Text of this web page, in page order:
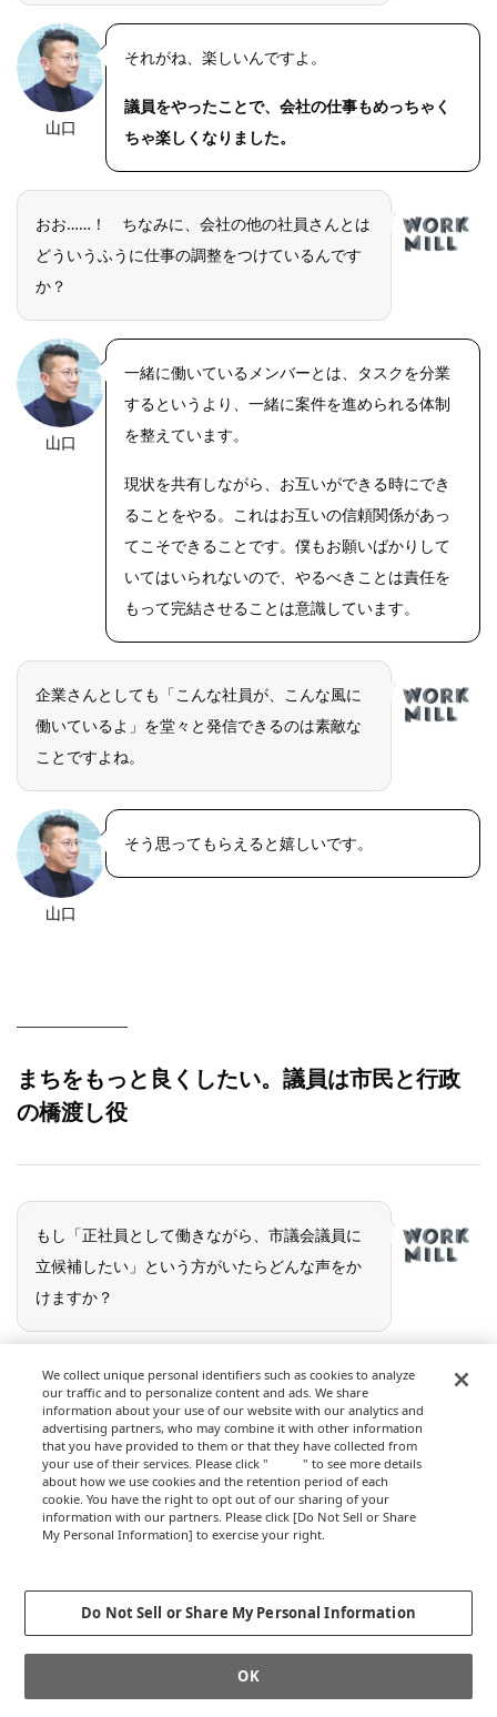
山口
それがね、楽しいんですよ。
議員をやったことで、会社の仕事もめっちゃく
ちゃ楽しくなりました。
おお……！ ちなみに、会社の他の社員さんとは
どういうふうに仕事の調整をつけているんです
か？
山口
一緒に働いているメンバーとは、タスクを分業
するというより、一緒に案件を進められる体制
を整えています。
現状を共有しながら、お互いができる時にでき
ることをやる。これはお互いの信頼関係があっ
てこそできることです。僕もお願いばかりして
いてはいられないので、やるべきことは責任を
もって完結させることは意識しています。
企業さんとしても「こんな社員が、こんな風に
働いているよ」を堂々と発信できるのは素敵な
ことですよね。
山口
そう思ってもらえると嬉しいです。
まちをもっと良くしたい。議員は市民と行政
の橋渡し役
もし「正社員として働きながら、市議会議員に
立候補したい」という方がいたらどんな声をか
けますか？
山口
「立候補したいです！ 何から始めたらいいです
か？」って相談をもらうこと、すごく多いんで
すよ。
いきなり選挙に出るよりも、「まちを良くした
い」という気持ちの根本を探ってみることが大
根本？
We collect unique personal identifiers such as cookies to analyze
our traffic and to personalize content and ads. We share
information about your use of our website with our analytics and
advertising partners, who may combine it with other information
that you have provided to them or that they have collected from
your use of their services. Please click "
here" to see more details
about how we use cookies and the retention period of each
cookie. You have the right to opt out of our sharing of your
information with our partners. Please click [Do Not Sell or Share
My Personal Information] to exercise your right.
Do Not Sell or Share My Personal Information
OK